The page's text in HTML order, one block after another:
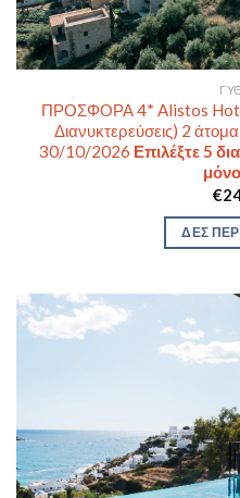
ΠΡΟΣΦΟΡΑ 4* Alistos
Διανυκτερεύσεις) 2
30/10/2026 Επιλέξτε 5
€
ΔΕΣ